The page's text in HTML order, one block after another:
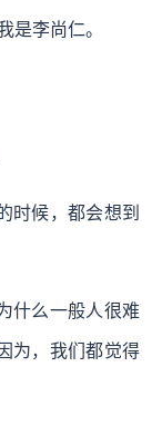
是李尚仁。
时候，都会想到
什么一般人很难
为，我们都觉得